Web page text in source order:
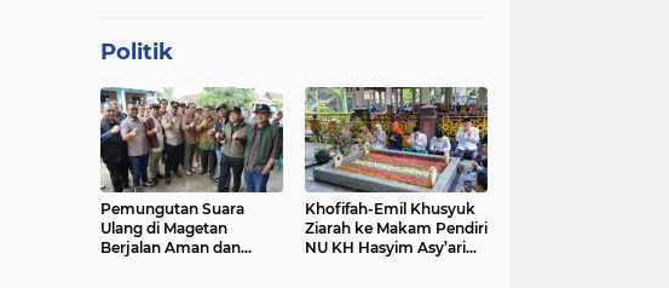
Politik
Pemungutan Suara
Ulang di Magetan
Berjalan Aman dan
Khofifah-Emil Khusyuk
Ziarah ke Makam Pendiri
NU KH Hasyim Asy’ari